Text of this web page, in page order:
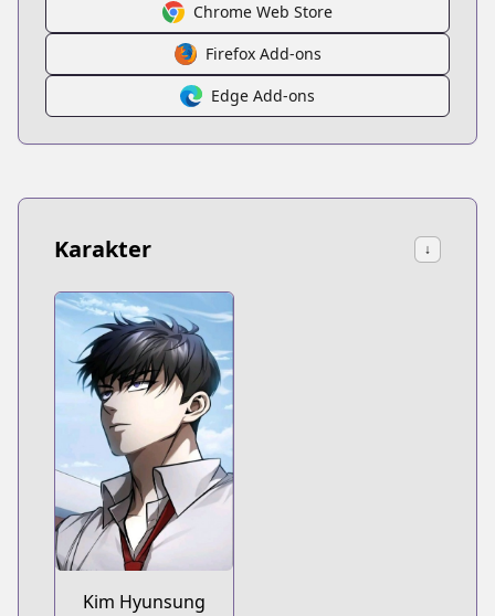
Chrome Web Store
Firefox Add-ons
Edge Add-ons
Karakter ↓
Kim Hyunsung